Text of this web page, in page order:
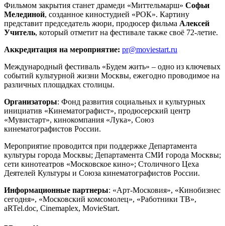
Фильмом закрытия станет драмеди «Миттельмарш» Софьи
Мелединой, созданное киностудией «РОК». Картину
представит председатель жюри, продюсер фильма Алексей
Учитель, который отметит на фестивале также своё 72-летие.
Аккредитация на мероприятие: pr@moviestart.ru
Международный фестиваль «Будем жить» – одно из ключевых
событий культурной жизни Москвы, ежегодно проводимое на
различных площадках столицы.
Организаторы: Фонд развития социальных и культурных
инициатив «Кинематографист», продюсерский центр
«Мувистарт», кинокомпания «Лука», Союз
кинематографистов России.
Мероприятие проводится при поддержке Департамента
культуры города Москвы; Департамента СМИ города Москвы;
сети кинотеатров «Московское кино»; Столичного Цеха
Деятелей Культуры и Союза кинематографистов России.
Информационные партнеры: «Арт-Московия», «Кинобизнес
сегодня», «Московский комсомолец», «Работники ТВ»,
aRTel.doc, Cinemaplex, MovieStart.